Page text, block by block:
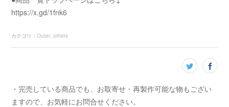
https://x.gd/1fnk6
カテゴリ ：Outer others
・完売している商品でも、お取寄せ・再製作可能な物もござい
ますので、お気軽にお問合せください。